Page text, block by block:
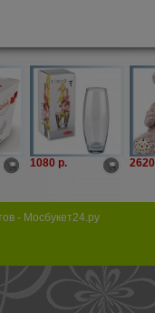
1080 p.
- Мосбукет24.ру